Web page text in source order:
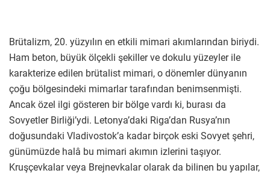
Brütalizm, 20. yüzyılın en etkili mimari akımlarından biriydi.
Ham beton, büyük ölçekli şekiller ve dokulu yüzeyler ile
karakterize edilen brütalist mimari, o dönemler dünyanın
çoğu bölgesindeki mimarlar tarafından benimsenmişti.
Ancak özel ilgi gösteren bir bölge vardı ki, burası da
Sovyetler Birliği’ydi. Letonya’daki Riga’dan Rusya’nın
doğusundaki Vladivostok’a kadar birçok eski Sovyet şehri,
günümüzde halâ bu mimari akımın izlerini taşıyor.
Kruşçevkalar veya Brejnevkalar olarak da bilinen bu yapılar,